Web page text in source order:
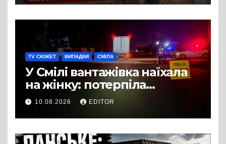
TV СЮЖЕТ ВИПАДКИ СМІЛА
У Смілі вантажівка наїхала
на жінку: потерпіла
померла в лікарні
10.08.2026 EDITOR